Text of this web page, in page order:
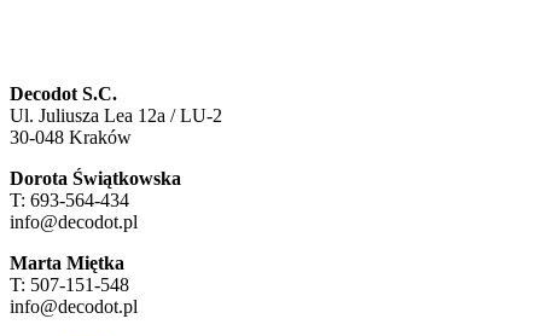
Decodot S.C.
Ul. Juliusza Lea 12a / LU-2
30-048 Kraków
Dorota Świątkowska
T: 693-564-434
info@decodot.pl
Marta Miętka
T: 507-151-548
info@decodot.pl